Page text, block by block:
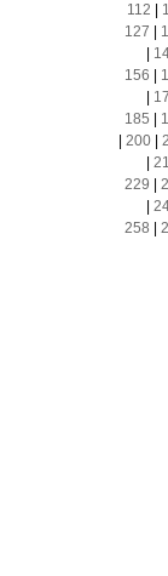
112
127
156
185
200|
229
258